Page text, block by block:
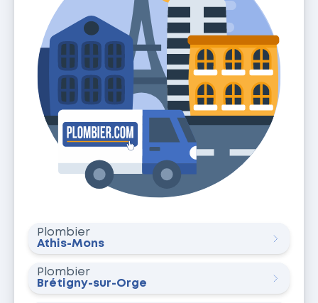
Plombier
Athis-Mons
Plombier
Brétigny-sur-Orge